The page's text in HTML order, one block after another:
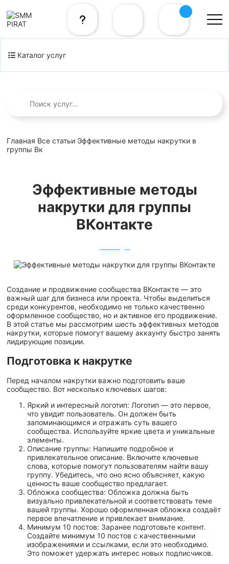
Каталог услуг
Главная Все статьи Эффективные методы накрутки в
группы Вк
Эффективные методы
накрутки для группы
ВКонтакте
Создание и продвижение сообщества ВКонтакте — это
важный шаг для бизнеса или проекта. Чтобы выделиться
среди конкурентов, необходимо не только качественно
оформленное сообщество, но и активное его продвижение.
В этой статье мы рассмотрим шесть эффективных методов
накрутки, которые помогут вашему аккаунту быстро занять
лидирующие позиции.
Подготовка к накрутке
Перед началом накрутки важно подготовить ваше
сообщество. Вот несколько ключевых шагов:
Яркий и интересный логотип: Логотип — это первое,
что увидит пользователь. Он должен быть
запоминающимся и отражать суть вашего
сообщества. Используйте яркие цвета и уникальные
элементы.
Описание группы: Напишите подробное и
привлекательное описание. Включите ключевые
слова, которые помогут пользователям найти вашу
группу. Убедитесь, что оно ясно объясняет, какую
ценность ваше сообщество предлагает.
Обложка сообщества: Обложка должна быть
визуально привлекательной и соответствовать теме
вашей группы. Хорошо оформленная обложка создаёт
первое впечатление и привлекает внимание.
Минимум 10 постов: Заранее подготовьте контент.
Создайте минимум 10 постов с качественными
изображениями и ссылками, если это необходимо.
Это поможет удержать интерес новых подписчиков.